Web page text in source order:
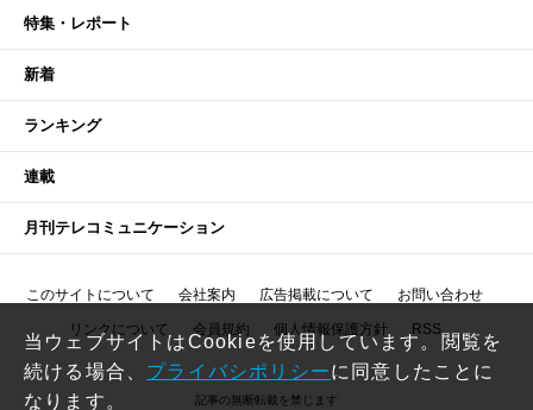
特集・レポート
新着
ランキング
連載
月刊テレコミュニケーション
このサイトについて 会社案内 広告掲載について お問い合わせ
リンクについて 会員規約 個人情報保護方針 RSS
記事の無断転載を禁じます
当ウェブサイトはCookieを使用しています。閲覧を
続ける場合、 プライバシポリシーに同意したことに
なります。